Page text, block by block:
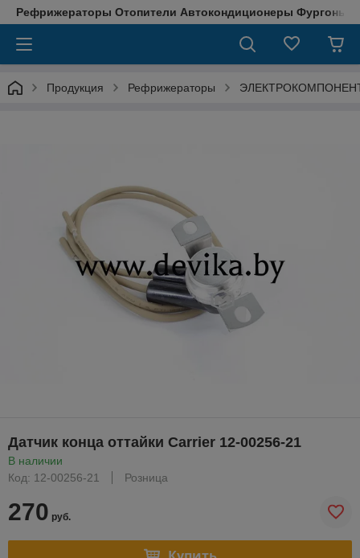
Рефрижераторы Отопители Автокондиционеры Фургоны
Продукция Рефрижераторы
Датчик конца оттайки Carrier 12-00256-21
В наличии
Код: 12-00256-21
Розница
270 руб.